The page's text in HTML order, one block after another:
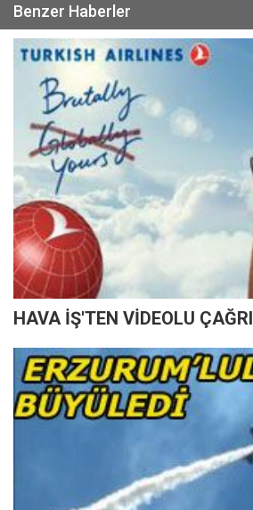
Benzer Haberler
HAVA İŞ'TEN VİDEOLU ÇAĞRI